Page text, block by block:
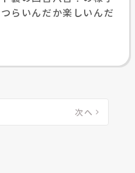
らいんだか楽しいんだ
次へ